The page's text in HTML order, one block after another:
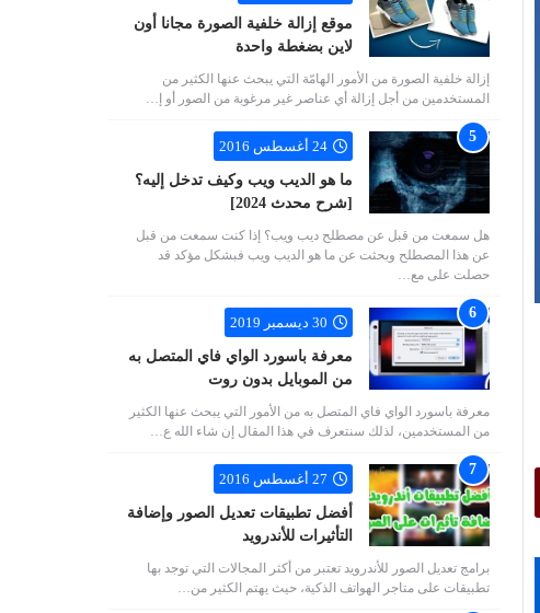
موقع إزالة خلفية الصورة مجانا أون
لاين بضغطة واحدة
إزالة خلفية الصورة من الأمور الهامّة التي يبحث عنها الكثير من
المستخدمين من أجل إزالة أي عناصر غير مرغوبة من الصور أو إ…
24 أغسطس 2016
ما هو الديب ويب وكيف تدخل إليه؟
[شرح محدث 2024]
هل سمعت من قبل عن مصطلح ديب ويب؟ إذا كنت سمعت من قبل
عن هذا المصطلح وبحثت عن ما هو الديب ويب فبشكل مؤكد قد
حصلت على مع…
30 ديسمبر 2019
معرفة باسورد الواي فاي المتصل به
من الموبايل بدون روت
معرفة باسورد الواي فاي المتصل به من الأمور التي يبحث عنها الكثير
من المستخدمين، لذلك سنتعرف في هذا المقال إن شاء الله ع…
27 أغسطس 2016
أفضل تطبيقات تعديل الصور وإضافة
التأثيرات للأندرويد
برامج تعديل الصور للأندرويد تعتبر من أكثر المجالات التي توجد بها
تطبيقات على متاجر الهواتف الذكية، حيث يهتم الكثير من…